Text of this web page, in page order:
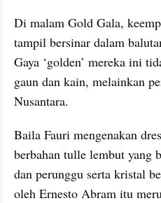
Di malam Gold Gala,
tampil bersinar dalam
Gaya ‘golden’ mereka ini
gaun dan kain, melainkan
Nusantara.
Baila Fauri mengenakan
berbahan tulle lembut yang
dan perunggu serta kristal
oleh Ernesto Abram itu